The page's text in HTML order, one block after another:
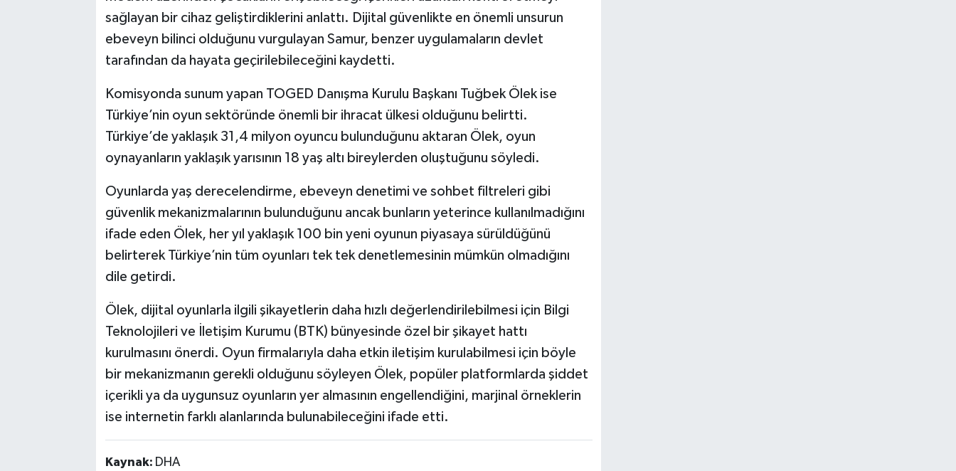
sağlayan bir cihaz geliştirdiklerini anlattı. Dijital güvenlikte en önemli unsurun
ebeveyn bilinci olduğunu vurgulayan Samur, benzer uygulamaların devlet
tarafından da hayata geçirilebileceğini kaydetti.
Komisyonda sunum yapan TOGED Danışma Kurulu Başkanı Tuğbek Ölek ise
Türkiye’nin oyun sektöründe önemli bir ihracat ülkesi olduğunu belirtti.
Türkiye’de yaklaşık 31,4 milyon oyuncu bulunduğunu aktaran Ölek, oyun
oynayanların yaklaşık yarısının 18 yaş altı bireylerden oluştuğunu söyledi.
Oyunlarda yaş derecelendirme, ebeveyn denetimi ve sohbet filtreleri gibi
güvenlik mekanizmalarının bulunduğunu ancak bunların yeterince kullanılmadığını
ifade eden Ölek, her yıl yaklaşık 100 bin yeni oyunun piyasaya sürüldüğünü
belirterek Türkiye’nin tüm oyunları tek tek denetlemesinin mümkün olmadığını
dile getirdi.
Ölek, dijital oyunlarla ilgili şikayetlerin daha hızlı değerlendirilebilmesi için Bilgi
Teknolojileri ve İletişim Kurumu (BTK) bünyesinde özel bir şikayet hattı
kurulmasını önerdi. Oyun firmalarıyla daha etkin iletişim kurulabilmesi için böyle
bir mekanizmanın gerekli olduğunu söyleyen Ölek, popüler platformlarda şiddet
içerikli ya da uygunsuz oyunların yer almasının engellendiğini, marjinal örneklerin
ise internetin farklı alanlarında bulunabileceğini ifade etti.
Kaynak: DHA